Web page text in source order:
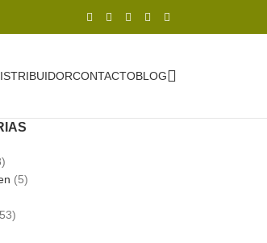
CONTACTOBLOG
(5)